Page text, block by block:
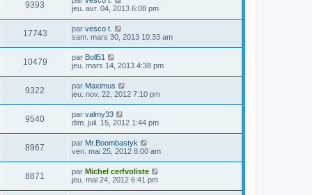
9393
jeu. avr. 04, 2013 6:08 pm
17743 par vesco t.
sam. mars 30, 2013 10:33 am
10479 par Boll51
jeu. mars 14, 2013 4:38 pm
9322 par Maximus
jeu. nov. 22, 2012 7:10 pm
9540 par valmy33
dim. juil. 15, 2012 1:44 pm
8967 par Mr.Boombastyk
ven. mai 25, 2012 8:00 am
8871 par Michel cerfvoliste
jeu. mai 24, 2012 6:41 pm